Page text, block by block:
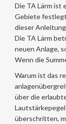
Die TA Lärm ist
Gebiete festlegt
dieser
Die TA Lärm
neuen Anlage,
Wenn die
Warum ist das
über die
überschritten,